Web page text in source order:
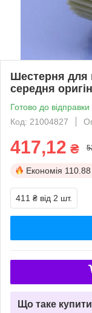
Шестерня для
середня
Готово до відправки
Код: 21004827
417,12 ₴
Економія
411 ₴ від 2 шт.
Що таке